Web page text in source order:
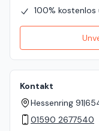
100% kostenlos
Kontakt
Hessenring 91|
01590 2677540